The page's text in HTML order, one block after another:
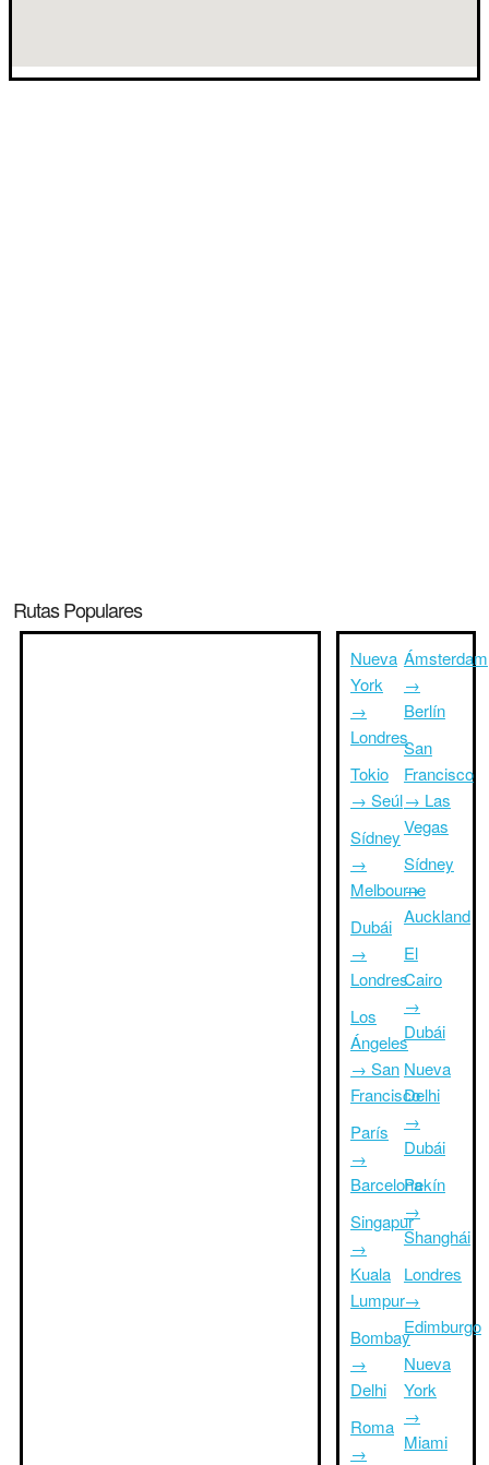
Rutas Populares
Nueva
York
→
Londres
Tokio
→ Seúl
Sídney
→
Melbourne
Dubái
→
Londres
Los
Ángeles
→ San
Francisco
París
→
Barcelona
Singapur
→
Kuala
Lumpur
Bombay
→
Delhi
Roma
→
Ámsterdam
→
Berlín
San
Francisco
→ Las
Vegas
Sídney
→
Auckland
El
Cairo
→
Dubái
Nueva
Delhi
→
Dubái
Pekín
→
Shanghái
Londres
→
Edimburgo
Nueva
York
→
Miami